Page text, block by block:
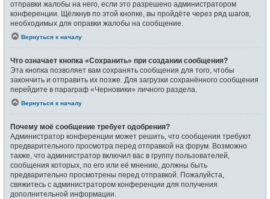
отправки жалобы на него, если это разрешено администратором
конференции. Щёлкнув по этой кнопке, вы пройдёте через ряд шагов,
необходимых для оправки жалобы на сообщение.
Вернуться к началу
Что означает кнопка «Сохранить» при создании сообщения?
Эта кнопка позволяет вам сохранять сообщения для того, чтобы
закончить и отправить их позже. Для загрузки сохранённого сообщения
перейдите в параграф «Черновики» личного раздела.
Вернуться к началу
Почему моё сообщение требует одобрения?
Администратор конференции может решить, что сообщения требуют
предварительного просмотра перед отправкой на форум. Возможно
также, что администратор включил вас в группу пользователей,
сообщения которых, по его или её мнению, должны быть
предварительно просмотрены перед отправкой. Пожалуйста,
свяжитесь с администратором конференции для получения
дополнительной информации.